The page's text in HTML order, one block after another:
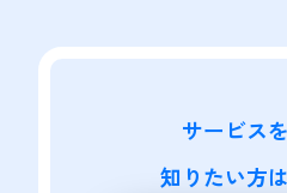
サービス
知りたい方